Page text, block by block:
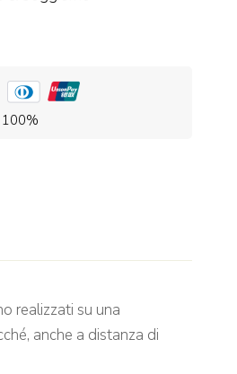
realizzati su una
anche a distanza di